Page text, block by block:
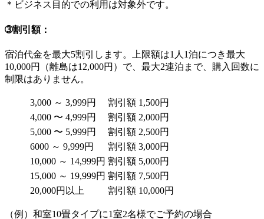
＊ビジネス目的での利用は対象外です。
➂割引額：
宿泊代金を最大5割引します。上限額は1人1泊につき最大
10,000円（離島は12,000円）で、最大2連泊まで、購入回数に
制限はありません。
3,000 ～ 3,999円
割引額 1,500円
4,000 〜 4,999円
割引額 2,000円
5,000 〜 5,999円
割引額 2,500円
6000 ～ 9,999円
割引額 3,000円
10,000 ～ 14,999円 割引額 5,000円
15,000 ～ 19,999円 割引額 7,500円
20,000円以上
割引額 10,000円
（例）和室10畳タイプに1室2名様でご予約の場合